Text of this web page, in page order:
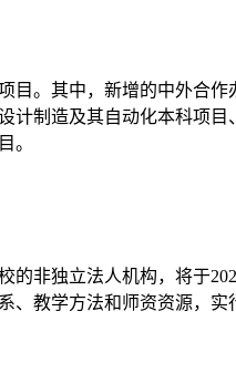
目。其中，新增的中外合
制造及其自动化本科项
。
非独立法人机构，将于
教学方法和师资资源，实